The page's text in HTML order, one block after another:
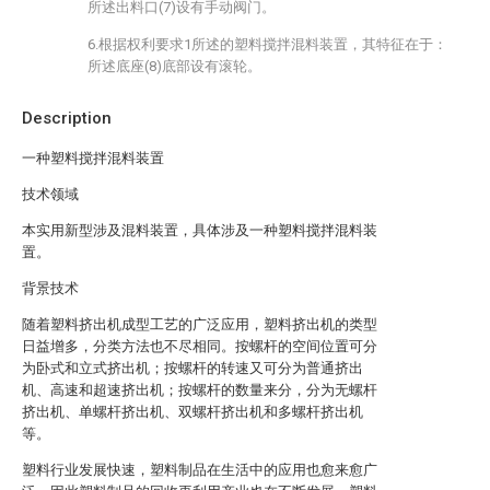
Description
一种塑料搅拌混料装置
技术领域
本实用新型涉及混料装置，具体涉及一种塑料搅拌混料装
置。
背景技术
随着塑料挤出机成型工艺的广泛应用，塑料挤出机的类型
日益增多，分类方法也不尽相同。按螺杆的空间位置可分
为卧式和立式挤出机；按螺杆的转速又可分为普通挤出
机、高速和超速挤出机；按螺杆的数量来分，分为无螺杆
挤出机、单螺杆挤出机、双螺杆挤出机和多螺杆挤出机
等。
塑料行业发展快速，塑料制品在生活中的应用也愈来愈广
所述出料口(7)设有手动阀门。
6.根据权利要求1所述的塑料搅拌混料装置，其特征在于：
所述底座(8)底部设有滚轮。